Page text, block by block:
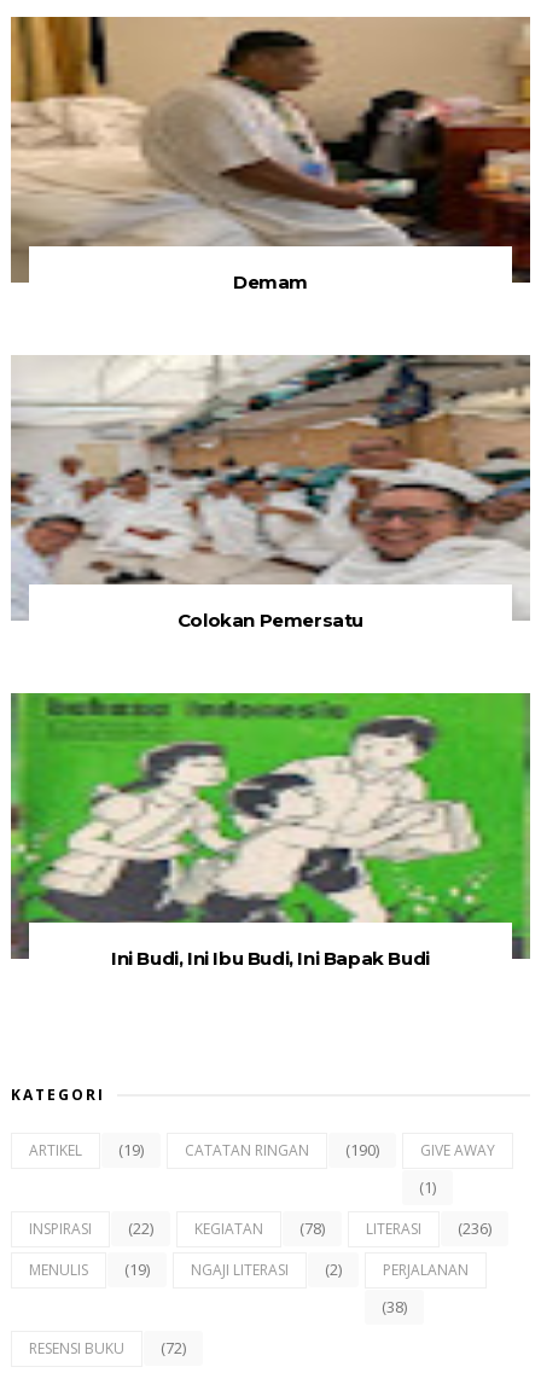
Demam
Colokan Pemersatu
Ini Budi, Ini Ibu Budi, Ini Bapak Budi
KATEGORI
ARTIKEL (19) CATATAN RINGAN (190) GIVE AWAY
(1)
INSPIRASI (22) KEGIATAN (78) LITERASI (236)
MENULIS (19) NGAJI LITERASI (2) PERJALANAN
(38)
RESENSI BUKU (72)